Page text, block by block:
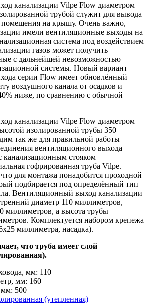
канализации Vilpe Flow диаметром
трубой служит для вывода
помещения на крышу. Очень важно,
имели вентиляционные выходы на
система под воздействием
газов может получить
с дальнейшей невозможностью
системы. Новый вариант
серии Flow имеет обновлённый
воздушного канала от осадков и
ниже, по сравнению с обычной
канализации Vilpe Flow диаметром
изолированной трубы 350
так же для правильной работы
вентиляционного выхода
канализационным стояком
гофрированная труба Vilpe.
для монтажа понадобится проходной
подбирается под определённый тип
Вентиляционный выход канализации
диаметр 110 миллиметров,
миллиметров, а высота трубы
Комплектуется набором крепежа
миллиметра, насадка).
что труба имеет слой
мм: 110
мм: 160
мм: 500
(утепленная)